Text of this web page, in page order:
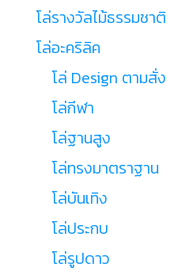
โล่รางวัลไม้ธรรมชาติ
โล่อะคริลิค
โล่ Design ตามสั่ง
โล่กีฬา
โล่ฐานสูง
โล่ทรงมาตราฐาน
โล่บันเทิง
โล่ประกบ
โล่รูปดาว